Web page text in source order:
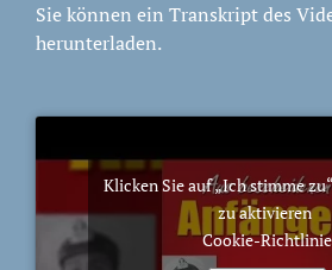
Sie können ein Transkript des
herunterladen.
Klicken Sie auf „Ich stimme
zu aktivieren
Cookie-Richtlinie